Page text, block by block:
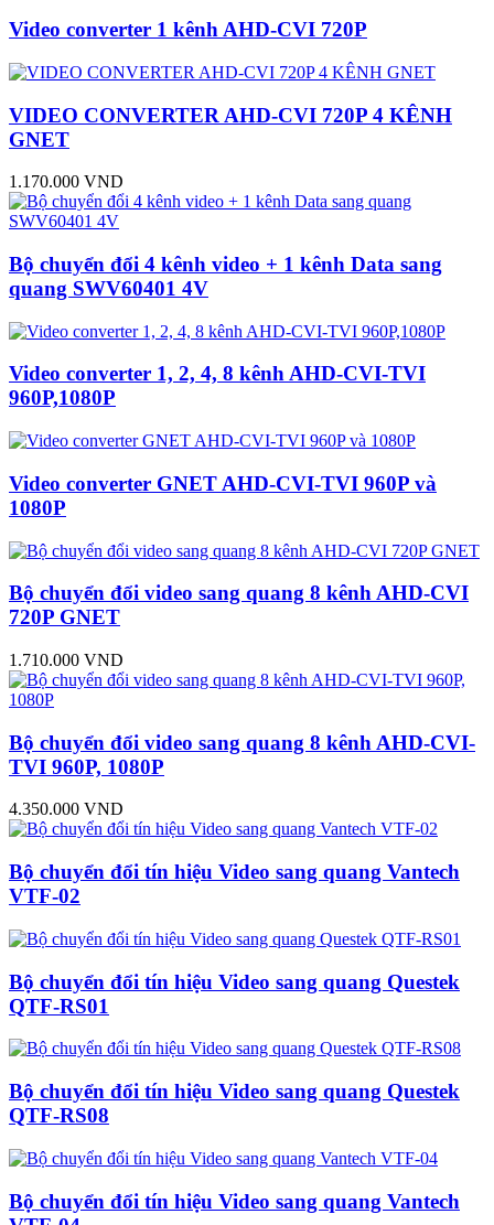
Video converter 1 kênh AHD-CVI 720P
VIDEO CONVERTER AHD-CVI 720P 4 KÊNH
GNET
1.170.000 VND
Bộ chuyển đổi 4 kênh video + 1 kênh Data sang
quang SWV60401 4V
Video converter 1, 2, 4, 8 kênh AHD-CVI-TVI
960P,1080P
Video converter GNET AHD-CVI-TVI 960P và
1080P
Bộ chuyển đổi video sang quang 8 kênh AHD-CVI
720P GNET
1.710.000 VND
Bộ chuyển đổi video sang quang 8 kênh AHD-CVI-
TVI 960P, 1080P
4.350.000 VND
Bộ chuyển đổi tín hiệu Video sang quang Vantech
VTF-02
Bộ chuyển đổi tín hiệu Video sang quang Questek
QTF-RS01
Bộ chuyển đổi tín hiệu Video sang quang Questek
QTF-RS08
Bộ chuyển đổi tín hiệu Video sang quang Vantech